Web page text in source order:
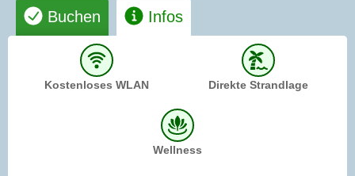
Buchen Infos
Kostenloses WLAN Direkte Strandlage
Wellness